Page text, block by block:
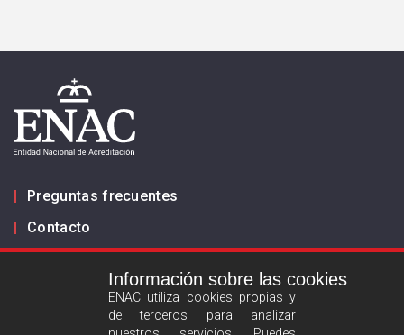
Preguntas frecuentes
Contacto
Información sobre las cookies
ENAC utiliza cookies propias y
de terceros para analizar